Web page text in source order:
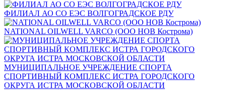
ФИЛИАЛ АО СО ЕЭС ВОЛГОГРАДСКОЕ РДУ
NATIONAL OILWELL VARCO (ООО НОВ Кострома)
МУНИЦИПАЛЬНОЕ УЧРЕЖДЕНИЕ СПОРТА
СПОРТИВНЫЙ КОМПЛЕКС ИСТРА ГОРОДСКОГО
ОКРУГА ИСТРА МОСКОВСКОЙ ОБЛАСТИ